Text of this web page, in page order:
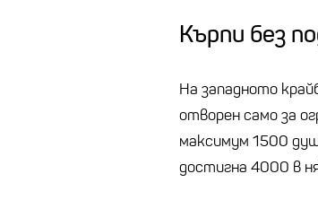
Кърпи без
На западното
отворен само за
максимум 1500
достигна 4000 в